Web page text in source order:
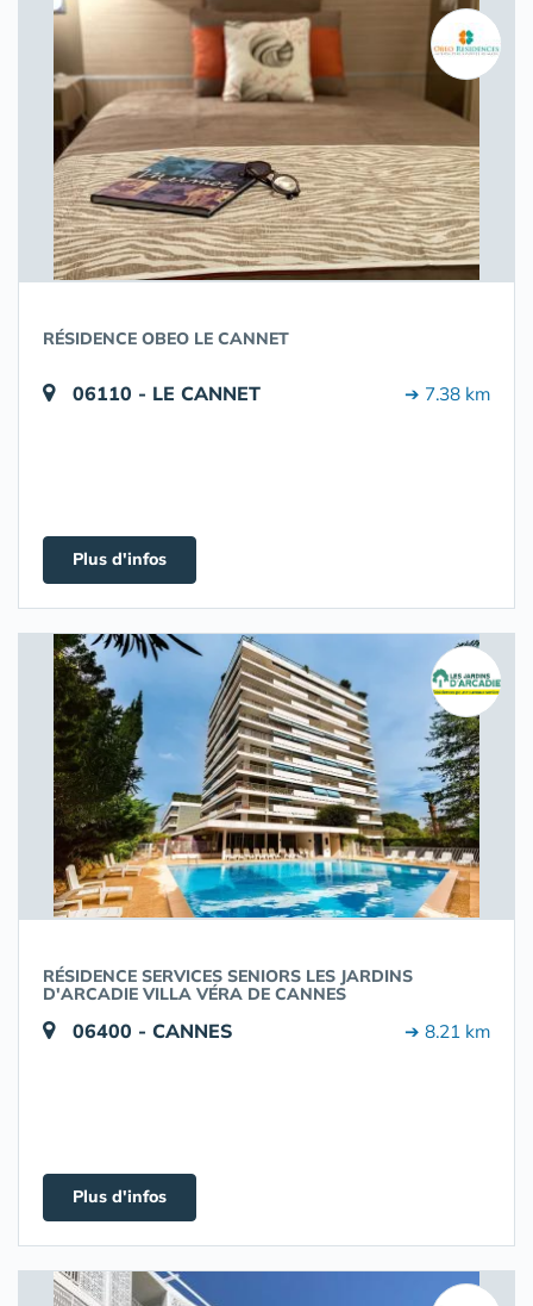
RÉSIDENCE OBEO LE CANNET
06110 - LE CANNET ➔ 7.38 km
Plus d'infos
RÉSIDENCE SERVICES SENIORS LES JARDINS
D'ARCADIE VILLA VÉRA DE CANNES
06400 - CANNES ➔ 8.21 km
Plus d'infos